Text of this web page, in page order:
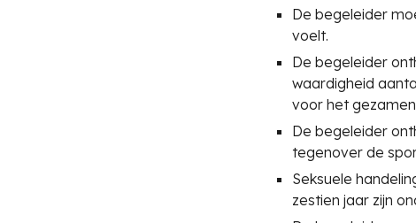
De begeleider
voelt.
De begeleider
waardigheid
voor het
De begeleider
tegenover de
Seksuele
zestien jaar zijn